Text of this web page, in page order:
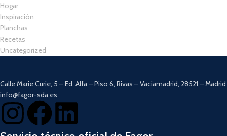
Hogar
Inspiración
Planchas
Recetas
Uncategorized
Calle Marie Curie, 5 – Ed. Alfa – Piso 6, Rivas – Vaciamadrid, 28521 – Madrid
info@fagor-sda.es